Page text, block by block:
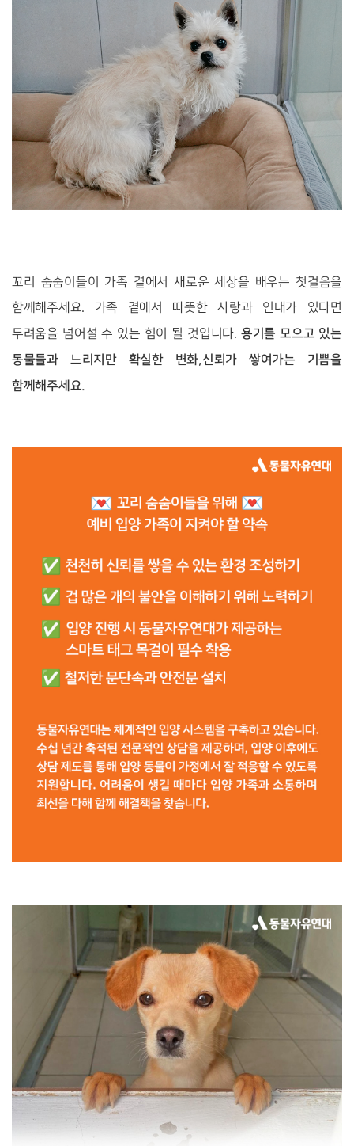
꼬리 숨숨이들이 가족 곁에서 새로운 세상을 배우는 첫걸음을
함께해주세요. 가족 곁에서 따뜻한 사랑과 인내가 있다면
두려움을 넘어설 수 있는 힘이 될 것입니다. 용기를 모으고 있는
동물들과 느리지만 확실한 변화,신뢰가 쌓여가는 기쁨을
함께해주세요.